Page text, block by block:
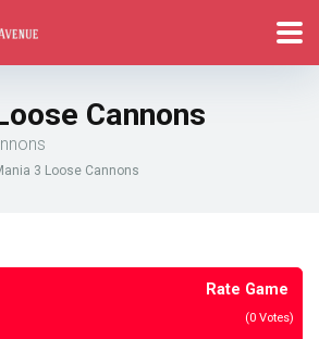
Cannons
3 Loose Cannons
Rate Game
(0 Votes)